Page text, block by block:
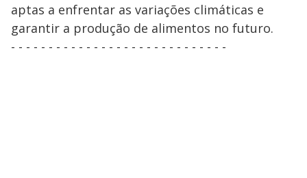
aptas a enfrentar as variações climáticas e
garantir a produção de alimentos no futuro.
- - - - - - - - - - - - - - - - - - - - - - - - - - - - -